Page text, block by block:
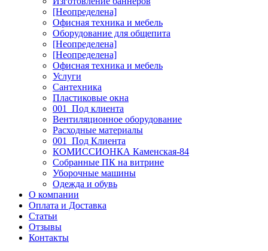
[Неопределена]
Офисная техника и мебель
Оборудование для общепита
[Неопределена]
[Неопределена]
Офисная техника и мебель
Услуги
Сантехника
Пластиковые окна
001_Под клиента
Вентиляционное оборудование
Расходные материалы
001_Под Клиента
КОМИССИОНКА Каменская-84
Собранные ПК на витрине
Уборочные машины
Одежда и обувь
О компании
Оплата и Доставка
Статьи
Отзывы
Контакты